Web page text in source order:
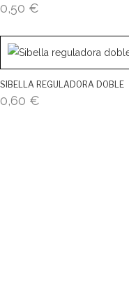
0,50 €
SIBELLA REGULADORA DOBLE
0,60 €